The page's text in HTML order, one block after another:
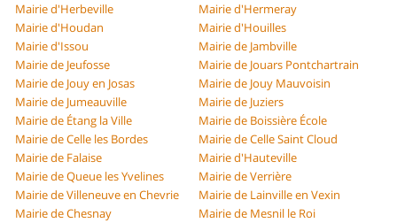
Mairie d'Herbeville
Mairie d'Hermeray
Mairie d'Houdan
Mairie d'Houilles
Mairie d'Issou
Mairie de Jambville
Mairie de Jeufosse
Mairie de Jouars Pontchartrain
Mairie de Jouy en Josas
Mairie de Jouy Mauvoisin
Mairie de Jumeauville
Mairie de Juziers
Mairie de Étang la Ville
Mairie de Boissière École
Mairie de Celle les Bordes
Mairie de Celle Saint Cloud
Mairie de Falaise
Mairie d'Hauteville
Mairie de Queue les Yvelines
Mairie de Verrière
Mairie de Villeneuve en Chevrie
Mairie de Lainville en Vexin
Mairie de Chesnay
Mairie de Mesnil le Roi